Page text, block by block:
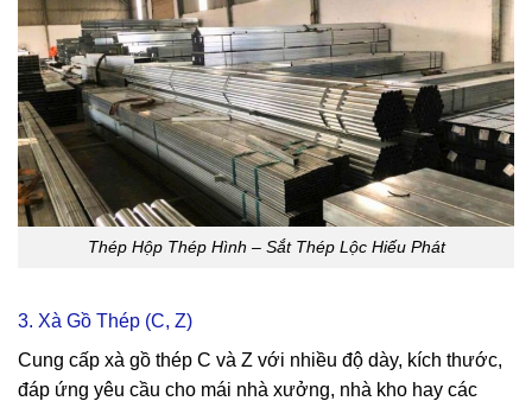
Thép Hộp Thép Hình – Sắt Thép Lộc Hiếu Phát
3. Xà Gồ Thép (C, Z)
Cung cấp xà gồ thép C và Z với nhiều độ dày, kích thước,
đáp ứng yêu cầu cho mái nhà xưởng, nhà kho hay các